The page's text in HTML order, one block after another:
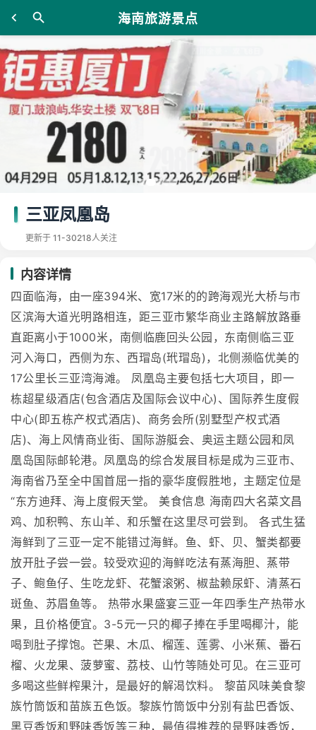
海南旅游景点
三亚凤凰岛
更新于 11-30218人关注
内容详情
四面临海，由一座394米、宽17米的的跨海观光大桥与市
区滨海大道光明路相连，距三亚市繁华商业主路解放路垂
直距离小于1000米，南侧临鹿回头公园，东南侧临三亚
河入海口，西侧为东、西瑁岛(玳瑁岛)，北侧濒临优美的
17公里长三亚湾海滩。 凤凰岛主要包括七大项目，即一
栋超星级酒店(包含酒店及国际会议中心)、国际养生度假
中心(即五栋产权式酒店)、商务会所(别墅型产权式酒
店)、海上风情商业街、国际游艇会、奥运主题公园和凤
凰岛国际邮轮港。凤凰岛的综合发展目标是成为三亚市、
海南省乃至全中国首屈一指的豪华度假胜地，主题定位是
“东方迪拜、海上度假天堂。 美食信息 海南四大名菜文昌
鸡、加积鸭、东山羊、和乐蟹在这里尽可尝到。 各式生猛
海鲜到了三亚一定不能错过海鲜。鱼、虾、贝、蟹类都要
放开肚子尝一尝。较受欢迎的海鲜吃法有蒸海胆、蒸带
子、鲍鱼仔、生吃龙虾、花蟹滚粥、椒盐赖尿虾、清蒸石
斑鱼、苏眉鱼等。 热带水果盛宴三亚一年四季生产热带水
果，且价格便宜。3-5元一只的椰子捧在手里喝椰汁，能
喝到肚子撑饱。芒果、木瓜、榴莲、莲雾、小米蕉、番石
榴、火龙果、菠萝蜜、荔枝、山竹等随处可见。在三亚可
多喝这些鲜榨果汁，是最好的解渴饮料。 黎苗风味美食黎
族竹筒饭和苗族五色饭。黎族竹筒饭中分别有盐巴香饭、
黑豆香饭和野味香饭等三种，最值得推荐的是野味香饭，